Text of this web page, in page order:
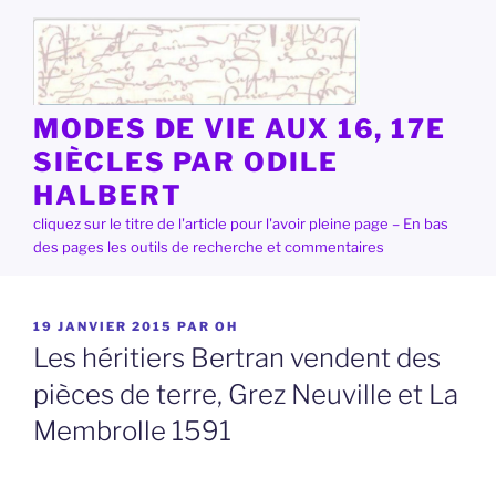
contenu
principal
MODES DE VIE AUX 16, 17E
SIÈCLES PAR ODILE
HALBERT
cliquez sur le titre de l'article pour l'avoir pleine page – En bas
des pages les outils de recherche et commentaires
PUBLIÉ
LE
19 JANVIER 2015 PAR OH
Les héritiers Bertran vendent des
pièces de terre, Grez Neuville et La
Membrolle 1591